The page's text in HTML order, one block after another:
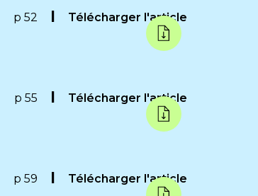
p 52 Télécharger l'article
p 55 Télécharger l'article
p 59 Télécharger l'article